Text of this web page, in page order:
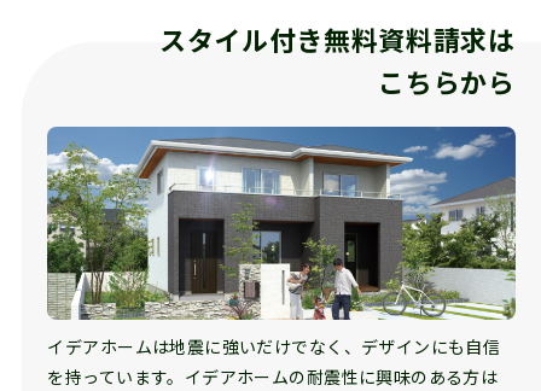
スタイル付き無料資料請求は
こちらから
イデアホームは地震に強いだけでなく、デザインにも自信
を持っています。イデアホームの耐震性に興味のある方は